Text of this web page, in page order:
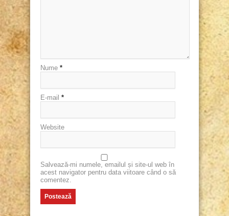
Nume *
E-mail *
Website
Salvează-mi numele, emailul și site-ul web în
acest navigator pentru data viitoare când o să
comentez.